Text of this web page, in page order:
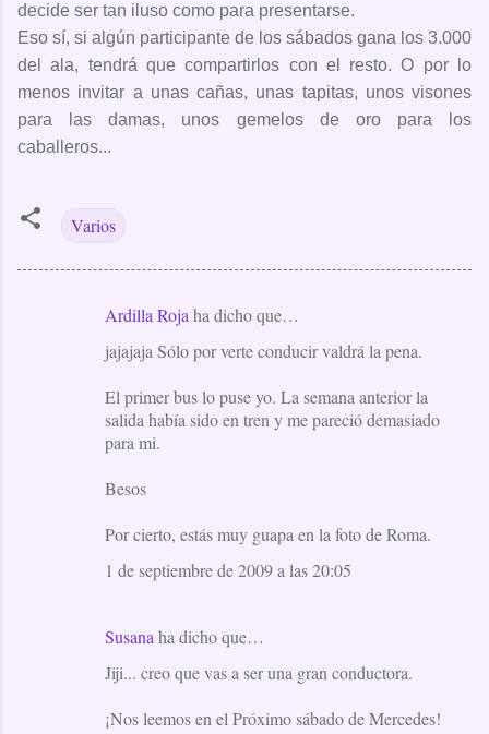
decide ser tan iluso como para presentarse.
Eso sí, si algún participante de los sábados gana los 3.000
del ala, tendrá que compartirlos con el resto. O por lo
menos invitar a unas cañas, unas tapitas, unos visones
para las damas, unos gemelos de oro para los
caballeros...
Varios
Ardilla Roja ha dicho que…
jajajaja Sólo por verte conducir valdrá la pena.
El primer bus lo puse yo. La semana anterior la
salida había sido en tren y me pareció demasiado
para mi.
Besos
Por cierto, estás muy guapa en la foto de Roma.
1 de septiembre de 2009 a las 20:05
Susana ha dicho que…
Jiji... creo que vas a ser una gran conductora.
¡Nos leemos en el Próximo sábado de Mercedes!